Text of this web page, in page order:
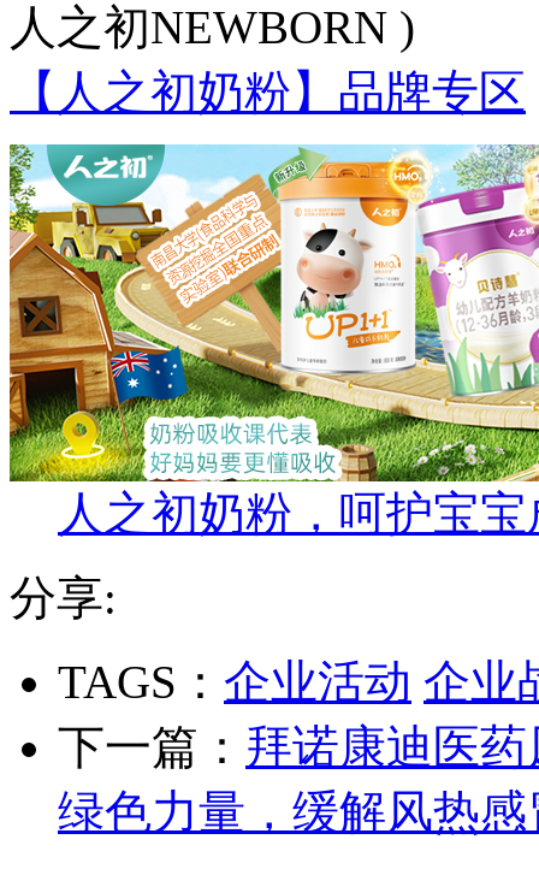
人之初NEWBORN )
【人之初奶粉】品牌专区
人之初奶粉，呵护宝
分享:
TAGS： 企业活动 企业
下一篇： 拜诺康迪医
绿色力量，缓解风热